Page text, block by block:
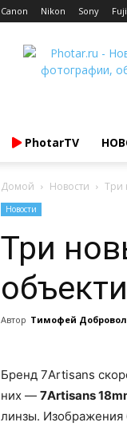
Canon Nikon Sony
PhotarTV
Домой Новости Три
Новости
Три
Автор Тимофей
Бренд 7Artisans
них — 7Artisans
линзы. Изображения